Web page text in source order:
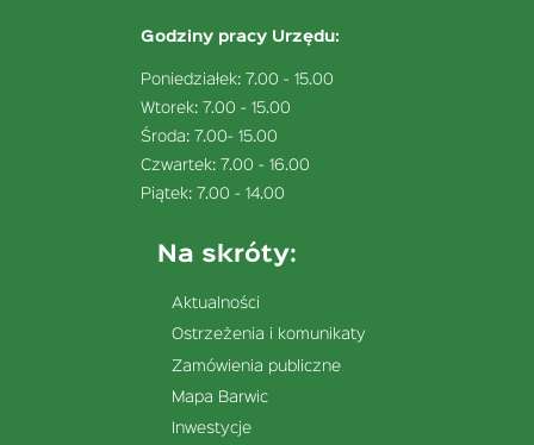
Godziny pracy Urzędu:
Poniedziałek: 7.00 - 15.00
Wtorek: 7.00 - 15.00
Środa: 7.00- 15.00
Czwartek: 7.00 - 16.00
Piątek: 7.00 - 14.00
Na skróty:
Aktualności
Ostrzeżenia i komunikaty
Zamówienia publiczne
Mapa Barwic
Inwestycje